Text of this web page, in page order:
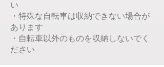
い
・特殊な自転車は収納できない場合が
あります
・自転車以外のものを収納しないでく
ださい​